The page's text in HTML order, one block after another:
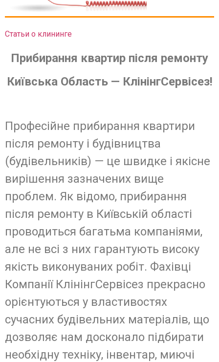
Статьи о клининге
Прибирання квартир після ремонту
Київська Область — КлінінгСервісез!
Професійне прибирання квартири
після ремонту і будівництва
(будівельників) — це швидке і якісне
вирішення зазначених вище
проблем. Як відомо, прибирання
після ремонту в Київській області
проводиться багатьма компаніями,
але не всі з них гарантують високу
якість виконуваних робіт. Фахівці
Компанії КлінінгСервісез прекрасно
орієнтуються у властивостях
сучасних будівельних матеріалів, що
дозволяє нам досконало підбирати
необхідну техніку, інвентар, миючі